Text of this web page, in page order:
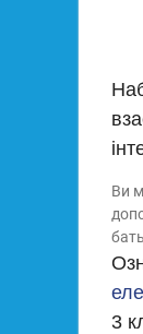
Ви
3